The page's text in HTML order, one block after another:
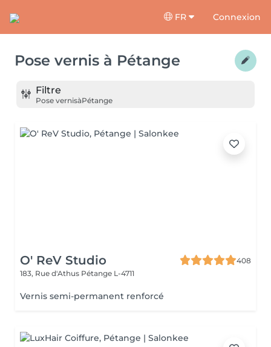
FR Connexion
Pose vernis à Pétange
Filtre
Pose vernisàPétange
O' ReV Studio
408
183, Rue d'Athus Pétange L-4711
Vernis semi-permanent renforcé